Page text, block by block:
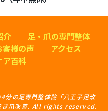
介
足・爪の専門整体
客様の声
アクセス
ア百科
の足専門整体院「八王子足改
き爪改善. All rights reserved.